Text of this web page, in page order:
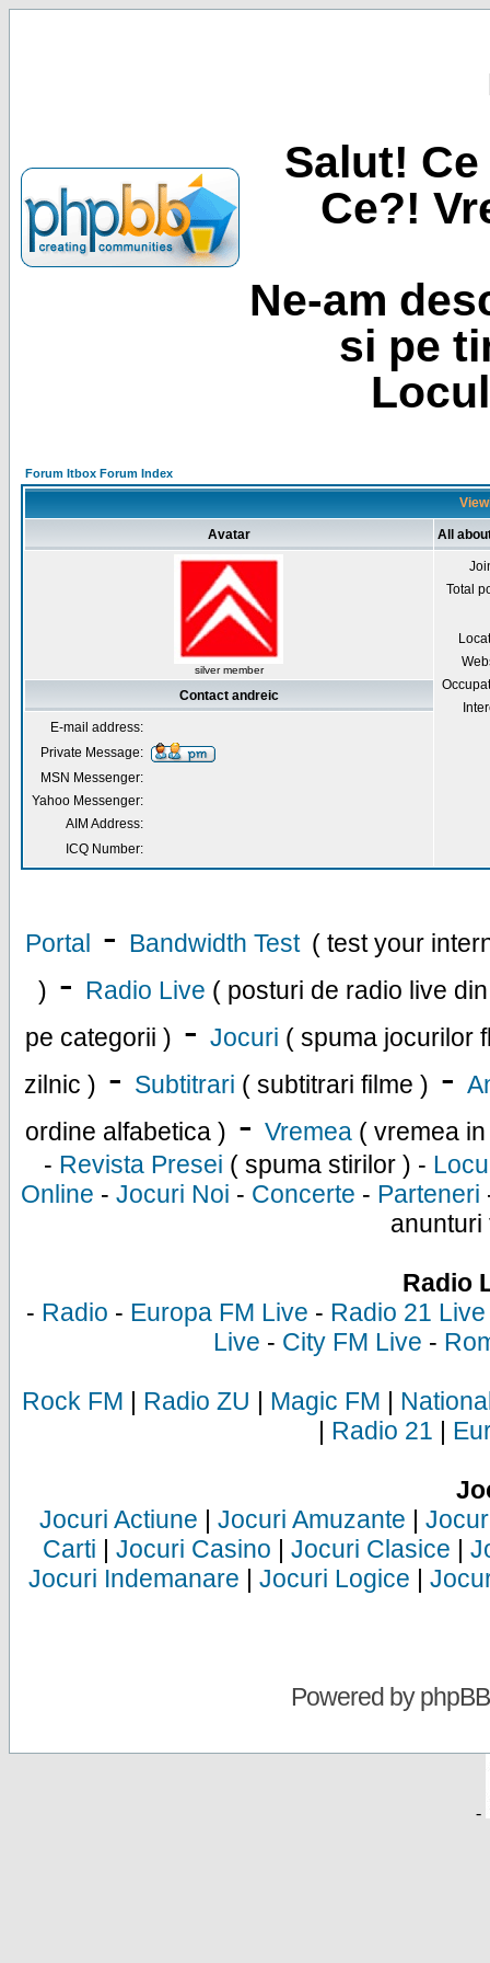
Salut!
Ce?!
Ne-am
si pe
Forum Itbox Forum Index
Avatar All
silver member
Total
Contact andreic
E-mail address:
Private Message:
MSN Messenger:
Yahoo Messenger:
AIM Address:
ICQ Number:
Portal - Bandwidth Test ( test your
) - Radio Live ( posturi de radio live
pe categorii ) - Jocuri ( spuma jocurilor
zilnic ) - Subtitrari ( subtitrari filme ) -
ordine alfabetica ) - Vremea ( vremea
- Revista Presei ( spuma stirilor ) -
Online - Jocuri Noi - Concerte - Parteneri
anunturi
Radio
- Radio - Europa FM Live - Radio 21 Live
Live - City FM Live -
Rock FM | Radio ZU | Magic FM |
| Radio 21 |
Jocuri Actiune | Jocuri Amuzante |
Carti | Jocuri Casino | Jocuri Clasice |
Jocuri Indemanare | Jocuri Logice |
Powered byphpBB
-